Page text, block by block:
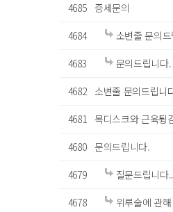
4685 증세문의
4684
소변줄 문의
4683
문의드립니다.
4682 소변줄 문의드립니
4681 목디스크와 근육튕
4680 문의드립니다.
4679
질문드립니
4678
위루술에 관해